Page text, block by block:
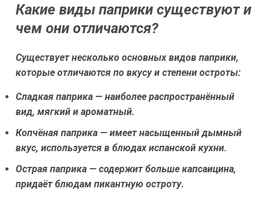
Какие виды паприки существуют и
чем они отличаются?
Существует несколько основных видов паприки,
которые отличаются по вкусу и степени остроты:
Сладкая паприка — наиболее распространённый
вид, мягкий и ароматный.
Копчёная паприка — имеет насыщенный дымный
вкус, используется в блюдах испанской кухни.
Острая паприка — содержит больше капсаицина,
придаёт блюдам пикантную остроту.